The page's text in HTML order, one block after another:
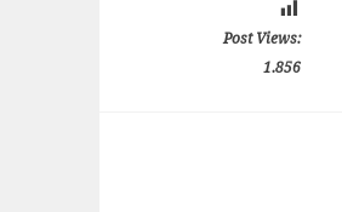
Post Views:
1.856